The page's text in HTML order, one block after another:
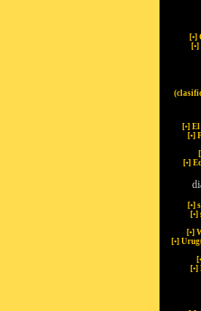
[•]
[•]
[•] El
[•]
[
[•]
[•]
[•]
[•]
[•]
[•
[•]